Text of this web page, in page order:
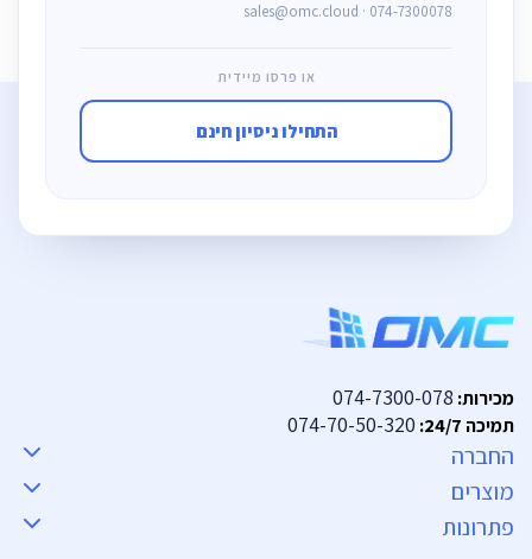
sales@omc.cloud · 074-7300078
או פרסו מיידית
התחילו ניסיון חינם
מכירות: 074-7300-078
תמיכה 24/7: 074-70-50-320
החברה
מוצרים
פתרונות